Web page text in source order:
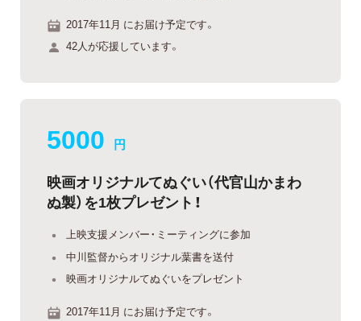
2017年11月 にお届け予定です。
42人が応援しています。
5000 円
映画オリジナルてぬぐい（代官山かまわ
ぬ製）を1枚プレゼント！
上映支援メンバー・ミーティングに参加
中川監督からオリジナル葉書を送付
映画オリジナルてぬぐいをプレゼント
2017年11月 にお届け予定です。